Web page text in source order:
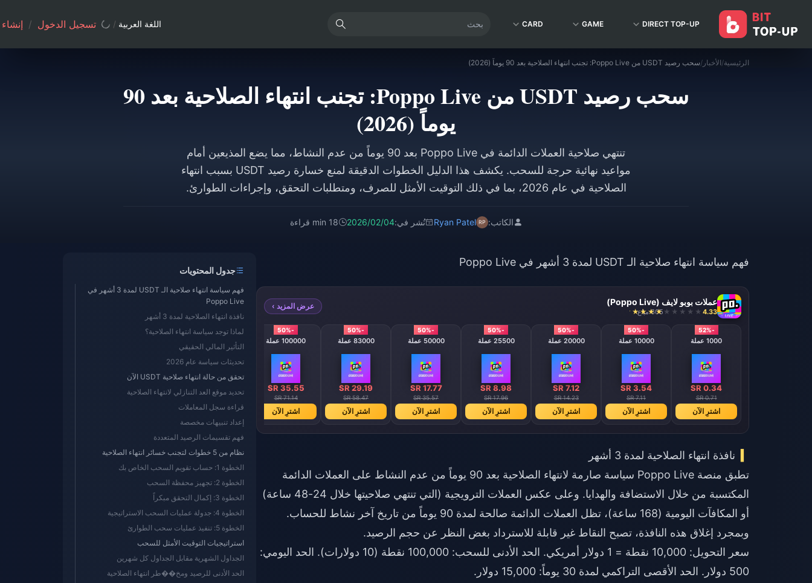
DIRECT TOP-UP
GAME
CARD اللغة العربية / تسجيل الدخول /
الرئيسية/الأخبار /سحب رصيد USDT من Poppo Live: تجنب انتهاء الصلاحية بعد 90 يوماً (2026)
سحب رصيد USDT من Poppo Live: تجنب انتهاء الصلاحية بعد 90
يوماً (2026)
تنتهي صلاحية العملات الدائمة في Poppo Live بعد 90 يوماً من عدم النشاط، مما يضع المذيعين أمام
مواعيد نهائية حرجة للسحب. يكشف هذا الدليل الخطوات الدقيقة لمنع خسارة رصيد USDT بسبب انتهاء
الصلاحية في عام 2026، بما في ذلك التوقيت الأمثل للصرف، ومتطلبات التحقق، وإجراءات الطوارئ.
الكاتب: Ryan Patel نُشر في:2026/02/04 18 min قراءة
فهم سياسة انتهاء صلاحية الـ USDT لمدة 3 أشهر في Poppo Live
عملات بوبو لايف (Poppo Live)
4.33 605 مباع
عرض المزيد ›
-52%
1000 عملة
SR 0.34
SR 0.71
اشترِ الآن
-50%
10000 عملة
SR 3.54
SR 7.11
اشترِ الآن
-50%
20000 عملة
SR 7.12
SR 14.23
اشترِ الآن
-50%
25500 عملة
SR 8.98
SR 17.96
اشترِ الآن
-50%
50000 عملة
SR 17.77
SR 35.57
اشترِ الآن
-50%
83000 عملة
SR 29.19
SR 58.47
اشترِ الآن
-50%
100000 عملة
SR 35.55
SR 71.14
اشترِ الآن
-50%
252000 عملة
SR 88.68
SR 177.53
اشترِ الآن
-50%
SR 151.29
SR 302.92
نافذة انتهاء الصلاحية لمدة 3 أشهر
تطبق منصة Poppo Live سياسة صارمة لانتهاء الصلاحية بعد 90 يوماً من عدم النشاط على العملات الدائمة
المكتسبة من خلال الاستضافة والهدايا. وعلى عكس العملات الترويجية (التي تنتهي صلاحيتها خلال 24-48 ساعة)
أو المكافآت اليومية (168 ساعة)، تظل العملات الدائمة صالحة لمدة 90 يوماً من تاريخ آخر نشاط للحساب.
وبمجرد إغلاق هذه النافذة، تصبح النقاط غير قابلة للاسترداد بغض النظر عن حجم الرصيد.
سعر التحويل: 10,000 نقطة = 1 دولار أمريكي. الحد الأدنى للسحب: 100,000 نقطة (10 دولارات). الحد اليومي:
500 دولار. الحد الأقصى التراكمي لمدة 30 يوماً: 15,000 دولار.
جدول المحتويات
فهم سياسة انتهاء صلاحية الـ USDT لمدة 3 أشهر في
Poppo Live
نافذة انتهاء الصلاحية لمدة 3 أشهر
لماذا توجد سياسة انتهاء الصلاحية؟
التأثير المالي الحقيقي
تحديثات سياسة عام 2026
تحقق من حالة انتهاء صلاحية USDT الآن
تحديد موقع العد التنازلي لانتهاء الصلاحية
قراءة سجل المعاملات
إعداد تنبيهات مخصصة
فهم تقسيمات الرصيد المتعددة
نظام من 5 خطوات لتجنب خسائر انتهاء الصلاحية
الخطوة 1: حساب تقويم السحب الخاص بك
الخطوة 2: تجهيز محفظة السحب
الخطوة 3: إكمال التحقق مبكراً
الخطوة 4: جدولة عمليات السحب الاستراتيجية
الخطوة 5: تنفيذ عمليات سحب الطوارئ
استراتيجيات التوقيت الأمثل للسحب
الجداول الشهرية مقابل الجداول كل شهرين
الحد الأدنى للرصيد ومخ��طر انتهاء الصلاحية